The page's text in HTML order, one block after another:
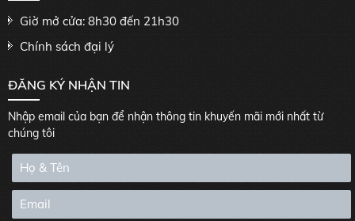
Giờ mở cửa: 8h30 đến 21h30
Chính sách đại lý
ĐĂNG KÝ NHẬN TIN
Nhập email của bạn để nhận thông tin khuyến mãi mới nhất từ
chúng tôi